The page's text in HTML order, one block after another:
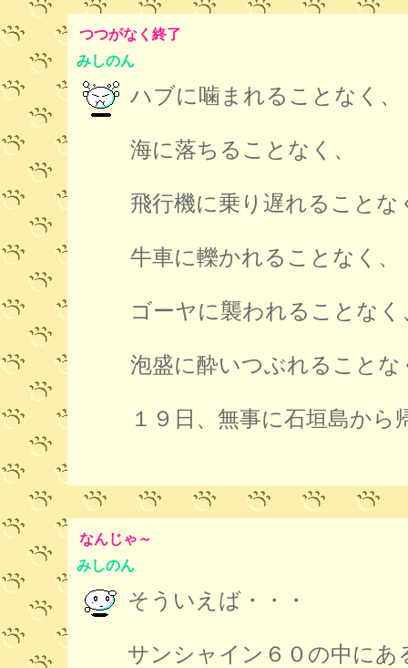
つつがなく終了
みしのん
ハブに噛まれることなく、
海に落ちることなく、
飛行機に乗り遅れることな
牛車に轢かれることなく、
ゴーヤに襲われることなく
泡盛に酔いつぶれることな
１９日、無事に石垣島から
なんじゃ～
みしのん
そういえば・・・
サンシャイン６０の中にあ